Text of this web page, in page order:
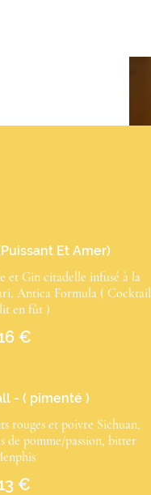
Et Amer)
et Gin citadelle infusé à la
Antica Formula ( Cocktail
en fût )
€
- ( pimenté )
rouges et poivre Sichuan,
de pomme/passion, bitter
€